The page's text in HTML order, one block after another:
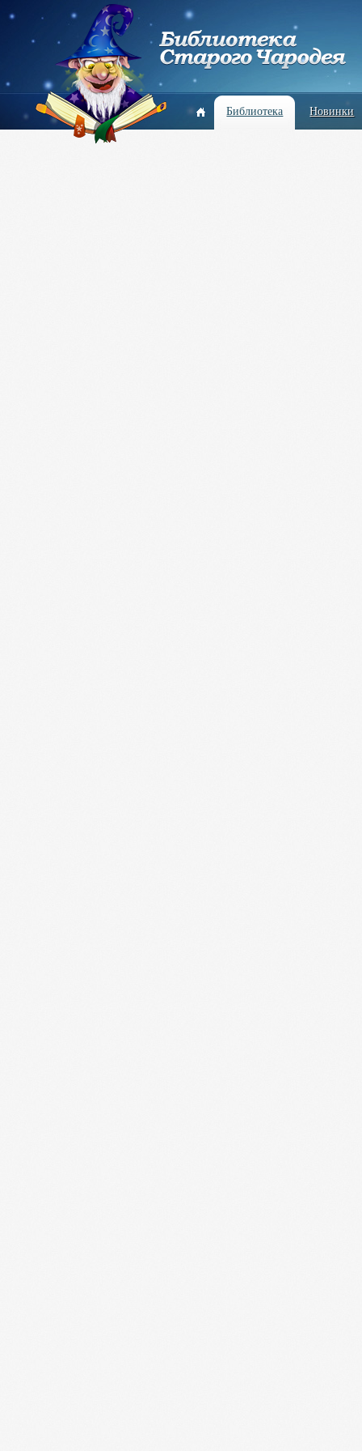
Библиотека Новинки